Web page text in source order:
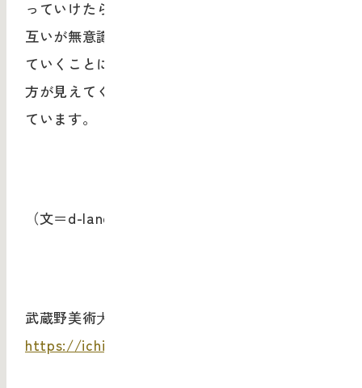
っていけたらいいですよね。美大生と企業、お
互いが無意識につくってしまっている壁を壊し
ていくことに、次のビジネスやデザインの在り
方が見えてくるのかなと。そこにすごく期待し
ています。
（文＝d-land 平林 理奈）
武蔵野美術⼤学ビジネスデザインプログラム
https://ichiemu.musabi.ac.jp/2021/04/15469